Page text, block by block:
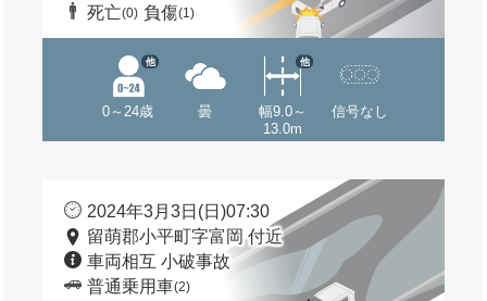
死亡(0) 負傷(1)
0～24歳
他
曇
幅9.0～
13.0m
他
信号なし
2024年3月3日(日)07:30
留萌郡小平町字富岡 付近
車両相互 小破事故
普通乗用車(2)